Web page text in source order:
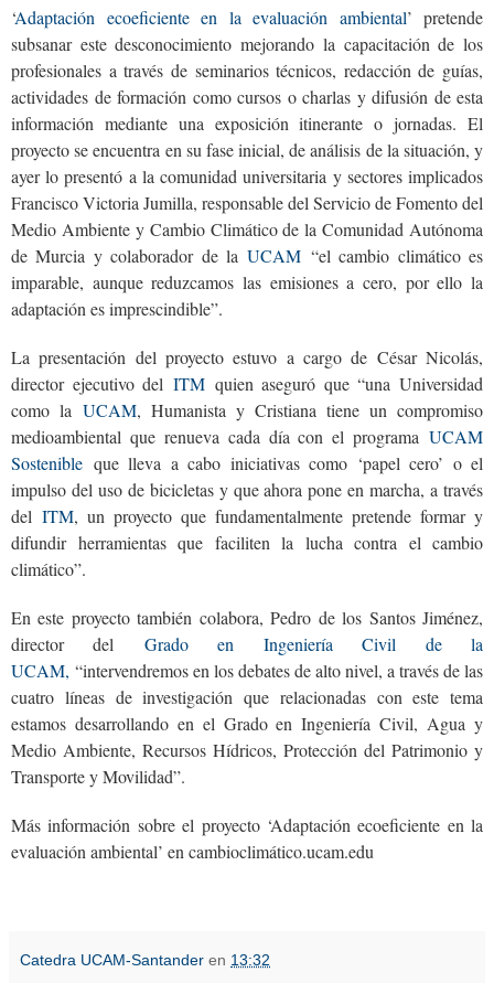
‘Adaptación ecoeficiente en la evaluación ambiental’ pretende
subsanar este desconocimiento mejorando la capacitación de los
profesionales a través de seminarios técnicos, redacción de guías,
actividades de formación como cursos o charlas y difusión de esta
información mediante una exposición itinerante o jornadas. El
proyecto se encuentra en su fase inicial, de análisis de la situación, y
ayer lo presentó a la comunidad universitaria y sectores implicados
Francisco Victoria Jumilla, responsable del Servicio de Fomento del
Medio Ambiente y Cambio Climático de la Comunidad Autónoma
de Murcia y colaborador de laUCAM “el cambio climático es
imparable, aunque reduzcamos las emisiones a cero, por ello la
adaptación es imprescindible”.
La presentación del proyecto estuvo a cargo de César Nicolás,
director ejecutivo del ITMquien aseguró que “una Universidad
como la UCAM, Humanista y Cristiana tiene un compromiso
medioambiental que renueva cada día con el programa UCAM
Sostenible que lleva a cabo iniciativas como ‘papel cero’ o el
impulso del uso de bicicletas y que ahora pone en marcha, a través
del ITM, un proyecto que fundamentalmente pretende formar y
difundir herramientas que faciliten la lucha contra el cambio
climático”.
En este proyecto también colabora, Pedro de los Santos Jiménez,
director del Grado en Ingeniería Civil de la
UCAM, “intervendremos en los debates de alto nivel, a través de las
cuatro líneas de investigación que relacionadas con este tema
estamos desarrollando en el Grado en Ingeniería Civil, Agua y
Medio Ambiente, Recursos Hídricos, Protección del Patrimonio y
Transporte y Movilidad”.
Más información sobre el proyecto ‘Adaptación ecoeficiente en la
evaluación ambiental’ en cambioclimático.ucam.edu
Catedra UCAM-Santander en 13:32